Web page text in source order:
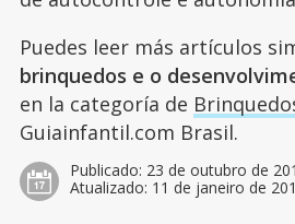
Puedes leer más artículos
brinquedos e o
en la categoría de
Guiainfantil.com Brasil.
Publicado: 23 de outubro de
Atualizado: 11 de janeiro de